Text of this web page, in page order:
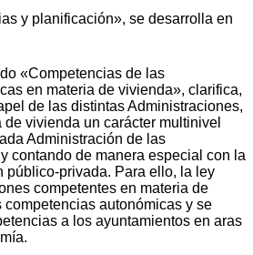
y planificación», se desarrolla en
«Competencias de las
en materia de vivienda», clarifica,
de las distintas Administraciones,
vivienda un carácter multinivel
Administración de las
contando de manera especial con la
público-privada. Para ello, la ley
competentes en materia de
autonómicas y se
a los ayuntamientos en aras